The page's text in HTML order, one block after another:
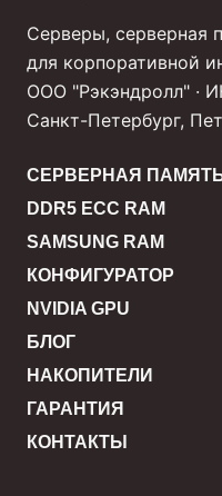
Серверы, серверная
для корпоративной
ООО "Рэкэндролл" ·
Санкт-Петербург,
СЕРВЕРНАЯ
DDR5 ECC RAM
SAMSUNG RAM
КОНФИГУРАТОР
NVIDIA GPU
БЛОГ
НАКОПИТЕЛИ
ГАРАНТИЯ
КОНТАКТЫ